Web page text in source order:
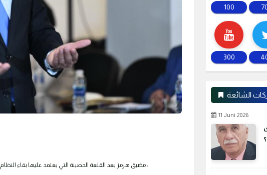
مضيق هرمز يعد القلعة الحصينة التي يعتمد عليها بقاء النظام السياسي في ايران من عدمه ، خصوصاً اصرار طهران على استخدام ثلاث اوراق نوعية :
100
300
الشائعة
11 Juni 2026